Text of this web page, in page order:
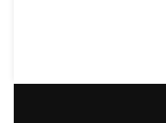
t